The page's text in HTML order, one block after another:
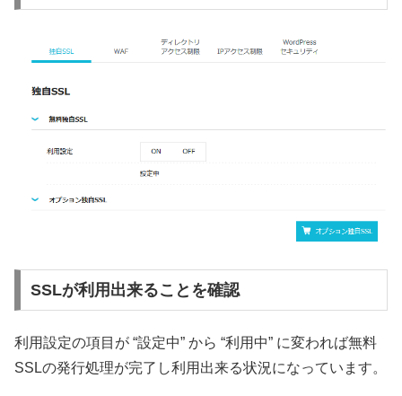
SSLが利用出来ることを確認
利用設定の項目が “設定中” から “利用中” に変われば無料
SSLの発行処理が完了し利用出来る状況になっています。